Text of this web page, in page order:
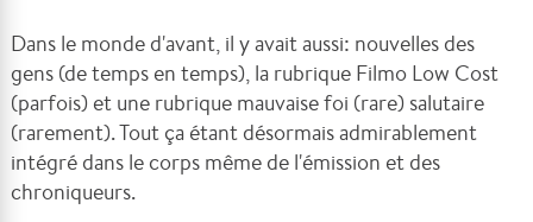
Dans le monde d'avant, il y avait aussi: nouvelles des
gens (de temps en temps), la rubrique Filmo Low Cost
(parfois) et une rubrique mauvaise foi (rare) salutaire
(rarement). Tout ça étant désormais admirablement
intégré dans le corps même de l'émission et des
chroniqueurs.